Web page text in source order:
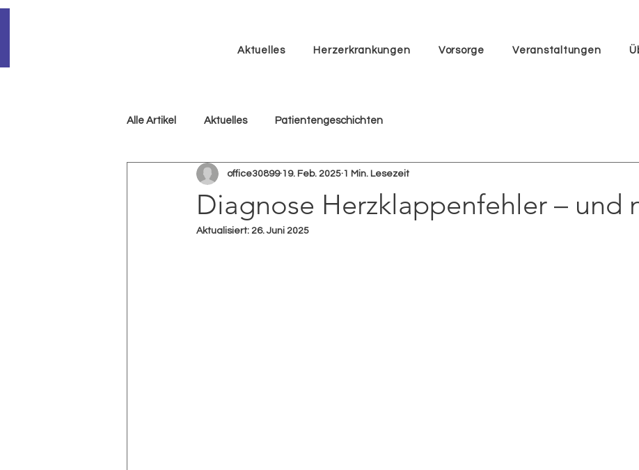
Aktuelles Herzerkrankungen Vorsorge Veranstaltungen
Alle Artikel Aktuelles Patientengeschichten
Diagnose Herzklappenfehler – und
office30899 19. Feb. 2025 1 Min. Lesezeit
Aktualisiert: 26. Juni 2025